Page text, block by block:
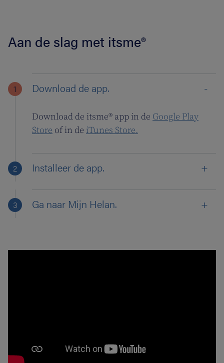
Aan de slag met itsme®
Download de app.
Download de itsme® app in de Google Play
Store of in de iTunes Store.
Installeer de app.
Ga naar Mijn Helan.